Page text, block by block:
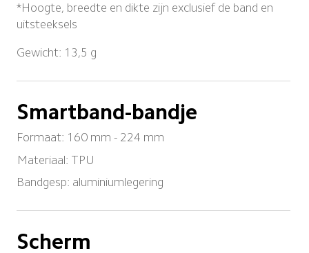
*Hoogte, breedte en dikte zijn exclusief de band en
uitsteeksels
Gewicht: 13,5 g
Smartband-bandje
Formaat: 160 mm - 224 mm
Materiaal: TPU
Bandgesp: aluminiumlegering
Scherm